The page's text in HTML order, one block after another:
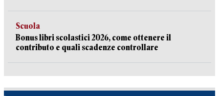
Scuola
Bonus libri scolastici 2026, come ottenere il
contributo e quali scadenze controllare